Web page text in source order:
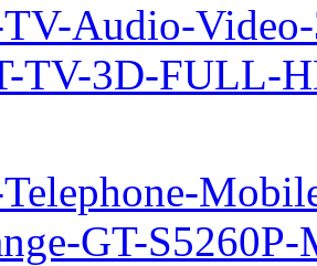
TV-Audio-
TV-3D-FULL-
Telephone-
GT-S5260P-